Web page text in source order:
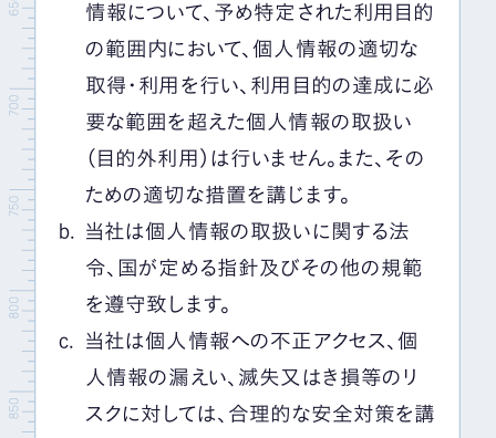
情報について、予め特定された利用目的
の範囲内において、個人情報の適切な
取得・利用を行い、利用目的の達成に必
要な範囲を超えた個人情報の取扱い
（目的外利用）は行いません。また、その
ための適切な措置を講じます。
当社は個人情報の取扱いに関する法
令、国が定める指針及びその他の規範
を遵守致します。
当社は個人情報への不正アクセス、個
人情報の漏えい、滅失又はき損等のリ
スクに対しては、合理的な安全対策を講